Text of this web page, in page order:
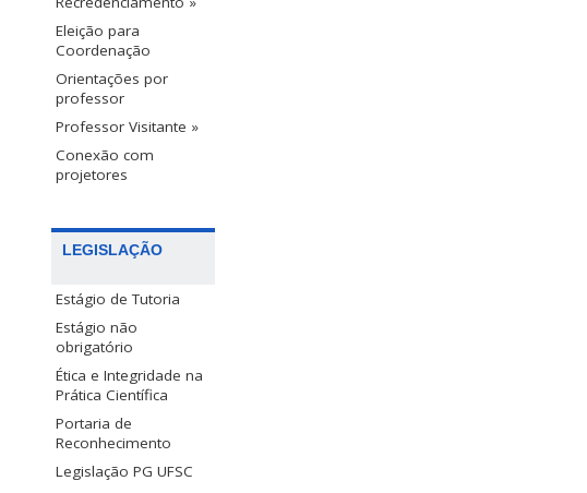
Eleição para
Coordenação
Orientações por
professor
Professor Visitante »
Conexão com
projetores
LEGISLAÇÃO
Estágio de Tutoria
Estágio não
obrigatório
Ética e Integridade na
Prática Científica
Portaria de
Reconhecimento
Legislação PG UFSC